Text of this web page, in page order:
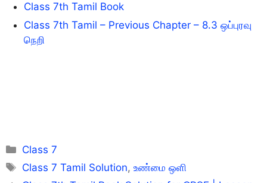
Class 7th Tamil Book
Class 7th Tamil – Previous Chapter – 8.3 ஒப்புரவு
நெறி
Categories
Class 7
Tags
Class 7 Tamil Solution,உண்மை ஒளி